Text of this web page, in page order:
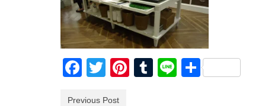
Facebook
TwitterPinterest
Tumblr
Line共
Previous Post